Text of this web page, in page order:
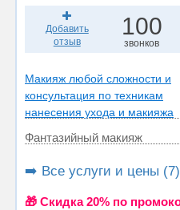
Добавить
отзыв
100
звонков
Макияж любой сложности и
консультация по техникам
нанесения ухода и макияжа
Фантазийный макияж
➡️ Все услуги и цены (7)
🎁 Cкидка 20% по